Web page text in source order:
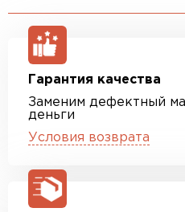
Гарантия качества
Заменим дефектный
деньги
Условия возврата